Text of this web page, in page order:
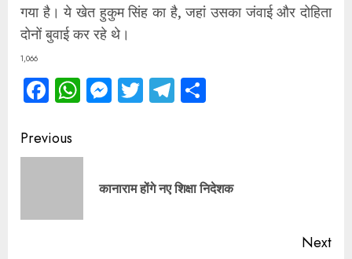
गया है। ये खेत हुकुम सिंह का है, जहां उसका जंवाई और दोहिता
दोनों बुवाई कर रहे थे।
1,066
Facebook
WhatsApp
Messenger
TwitterTelegram
Continue
Reading
Previous
कानाराम होंगे नए शिक्षा निदेशक
Next